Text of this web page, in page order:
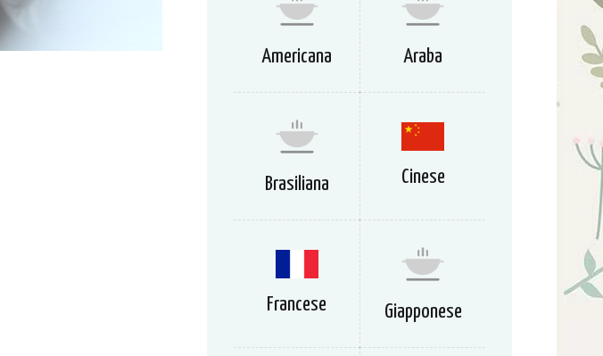
Americana Araba
Brasiliana Cinese
Francese Giapponese